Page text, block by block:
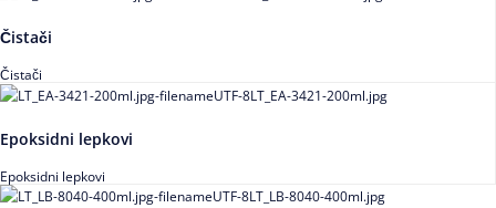
Čistači
Čistači
Epoksidni lepkovi
Epoksidni lepkovi